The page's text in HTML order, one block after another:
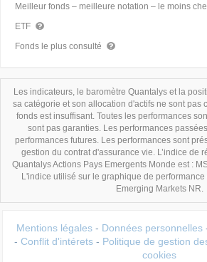
Meilleur fonds – meilleure notation – le moins
ETF
Fonds le plus consulté
Les indicateurs, le baromètre Quantalys et la
sa catégorie et son allocation d'actifs ne sont pas
fonds est insuffisant. Toutes les performances
sont pas garanties. Les performances
performances futures. Les performances sont
gestion du contrat d'assurance vie. L’indice de
Quantalys Actions Pays Emergents Monde est :
L'indice utilisé sur le graphique de performance
Emerging Markets NR.
Mentions légales - Données personnelles
- Conflit d'intérets - Politique de gestion
cookies